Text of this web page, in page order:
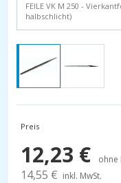
FEILE VK M 250 -
halbschlicht)
Preis
12,23 € ohne
14,55 € inkl. MwSt.